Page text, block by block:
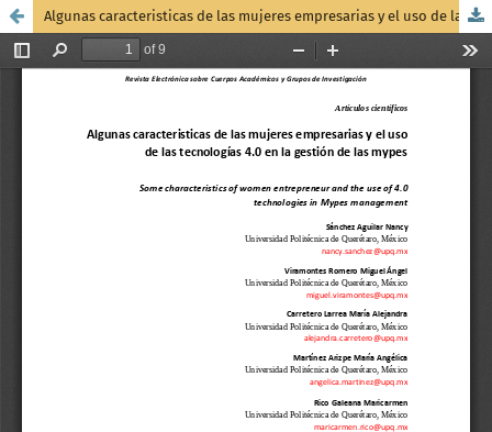
Algunas caracteristicas de las mujeres empresarias y el uso de las tecnologías 4.0 en la gestión de las mypes